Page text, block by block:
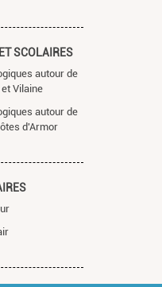
SCOLAIRES
autour de
Vilaine
autour de
d'Armor